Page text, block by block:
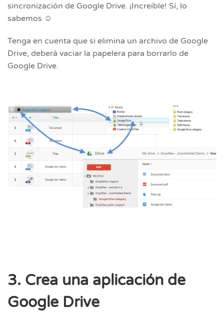
sincronización de Google Drive. ¡Increíble! Sí, lo
sabemos ☺
Tenga en cuenta que si elimina un archivo de Google
Drive, deberá vaciar la papelera para borrarlo de
Google Drive.
3. Crea una aplicación de
Google Drive